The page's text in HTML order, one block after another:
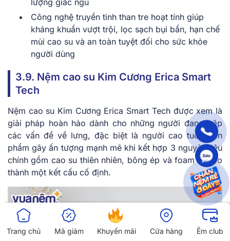
Công nghệ truyền tinh than tre hoạt tính giúp
kháng khuẩn vượt trội, lọc sạch bụi bẩn, hạn chế
mùi cao su và an toàn tuyệt đối cho sức khỏe
người dùng
3.9. Nệm cao su Kim Cương Erica Smart
Tech
Nệm cao su Kim Cương Erica Smart Tech được xem là
giải pháp hoàn hảo dành cho những người đang gặp
các vấn đề về lưng, đặc biệt là người cao tuổi. Sản
phẩm gây ấn tượng mạnh mẽ khi kết hợp 3 nguyên liệu
chính gồm cao su thiên nhiên, bông ép và foam để tạo
thành một kết cấu cố định.
Trang chủ Mã giảm Khuyến mãi Cửa hàng Êm club